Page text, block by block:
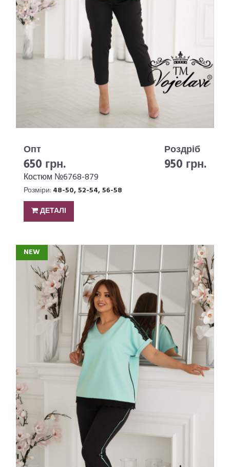
Опт
650 грн.
Роздріб
950 грн.
Костюм №6768-879
Розміри: 48-50, 52-54, 56-58
ДЕТАЛІ
NEW